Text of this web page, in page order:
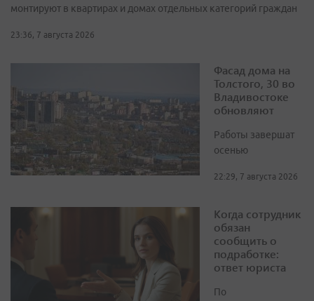
монтируют в квартирах и домах отдельных категорий граждан
23:36, 7 августа 2026
Фасад дома на
Толстого, 30 во
Владивостоке
обновляют
Работы завершат
осенью
22:29, 7 августа 2026
Когда сотрудник
обязан
сообщить о
подработке:
ответ юриста
По